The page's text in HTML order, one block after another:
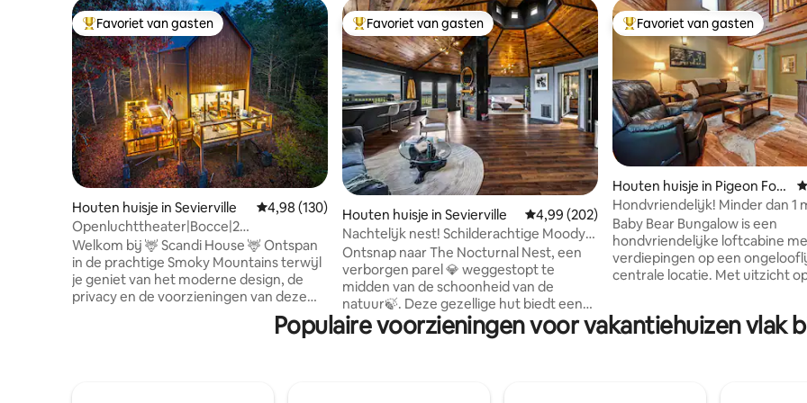
Topfavoriet van gasten
Favoriet van gasten
Houten huisje in Sevierville Gemiddelde beoordeling van 4,98 op 5, 130 recensies
4,98 (130)
Openluchttheater|Bocce|2
vuurplaatsen|Kingsize bed|Afgelegen
Welkom bij 🦌 Scandi House 🦌 Ontspan
in de prachtige Smoky Mountains terwijl
je geniet van het moderne design, de
privacy en de voorzieningen van deze
Scandinavisch geïnspireerde hut. Deze
hut is nieuw gebouwd in 2024 en is in
Topfavoriet van gasten
Favoriet van gasten
Houten huisje in Sevierville Gemiddelde beoordeling van 4,99 op 5, 202
4,99 (202)
Nachtelijk nest! Schilderachtige Moody
Mountain Escape!
Ontsnap naar The Nocturnal Nest, een
verborgen parel 💎 weggestopt te
midden van de schoonheid van de
natuur🍃. Deze gezellige hut biedt een
idyllische ontsnapping voor tortelduifjes
die mijlpalen vieren of gewoon voor het
Topfavoriet van gasten
Favoriet van gasten
Houten huisje in Pigeon Forg
e
Hondvriendelijk! Minder dan 1
Dollywood
Baby Bear Bungalow is een
hondvriendelijke loftcabine
verdiepingen op een
centrale locatie. Met uitzicht
attracties van Pigeon Forge, op
km van het aangrenzende
Populaire voorzieningen voor vakantiehuizen vlak